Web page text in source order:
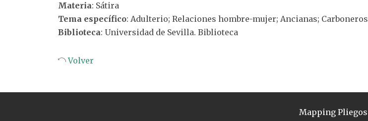
Materia: Sátira
Tema específico: Adulterio; Relaciones hombre-mujer; Ancianas; Carboneros
Biblioteca: Universidad de Sevilla. Biblioteca
Volver
Mapping Pliegos